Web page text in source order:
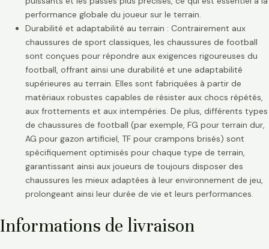
performance globale du joueur sur le terrain.
Durabilité et adaptabilité au terrain : Contrairement aux
chaussures de sport classiques, les chaussures de football
sont conçues pour répondre aux exigences rigoureuses du
football, offrant ainsi une durabilité et une adaptabilité
supérieures au terrain. Elles sont fabriquées à partir de
matériaux robustes capables de résister aux chocs répétés,
aux frottements et aux intempéries. De plus, différents types
de chaussures de football (par exemple, FG pour terrain dur,
AG pour gazon artificiel, TF pour crampons brisés) sont
spécifiquement optimisés pour chaque type de terrain,
garantissant ainsi aux joueurs de toujours disposer des
chaussures les mieux adaptées à leur environnement de jeu,
prolongeant ainsi leur durée de vie et leurs performances.
Informations de livraison